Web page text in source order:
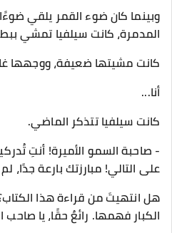
وبينما كان ضوء القمر يلقي
المدمرة، كانت سيلفيا تمشي
كانت مشيتها ضعيفة، ووجهها
أنا...
كانت سيلفيا تتذكر الماضي.
- صاحبة السمو الأميرة! أنتِ
على التالي! مبارزتك بارعة
هل انتهيتَ من قراءة هذا
الكبار فهمها. رائعٌ حقًا، يا